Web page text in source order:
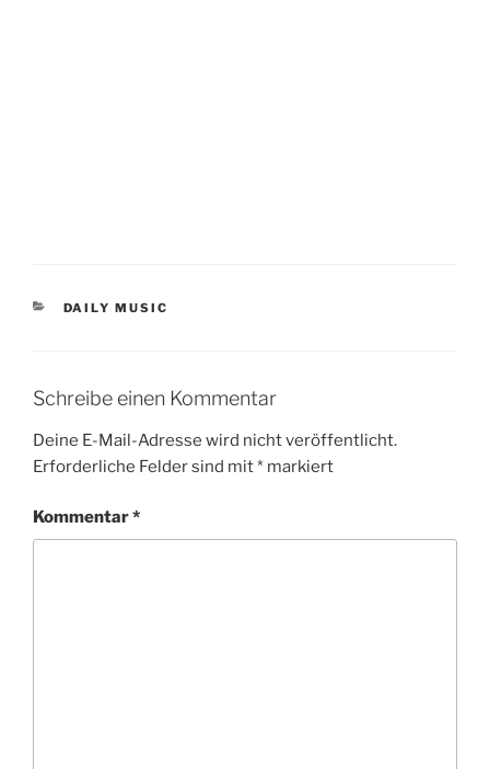
KATEGORIEN
DAILY MUSIC
Schreibe einen Kommentar
Deine E-Mail-Adresse wird nicht veröffentlicht.
Erforderliche Felder sind mit* markiert
Kommentar*